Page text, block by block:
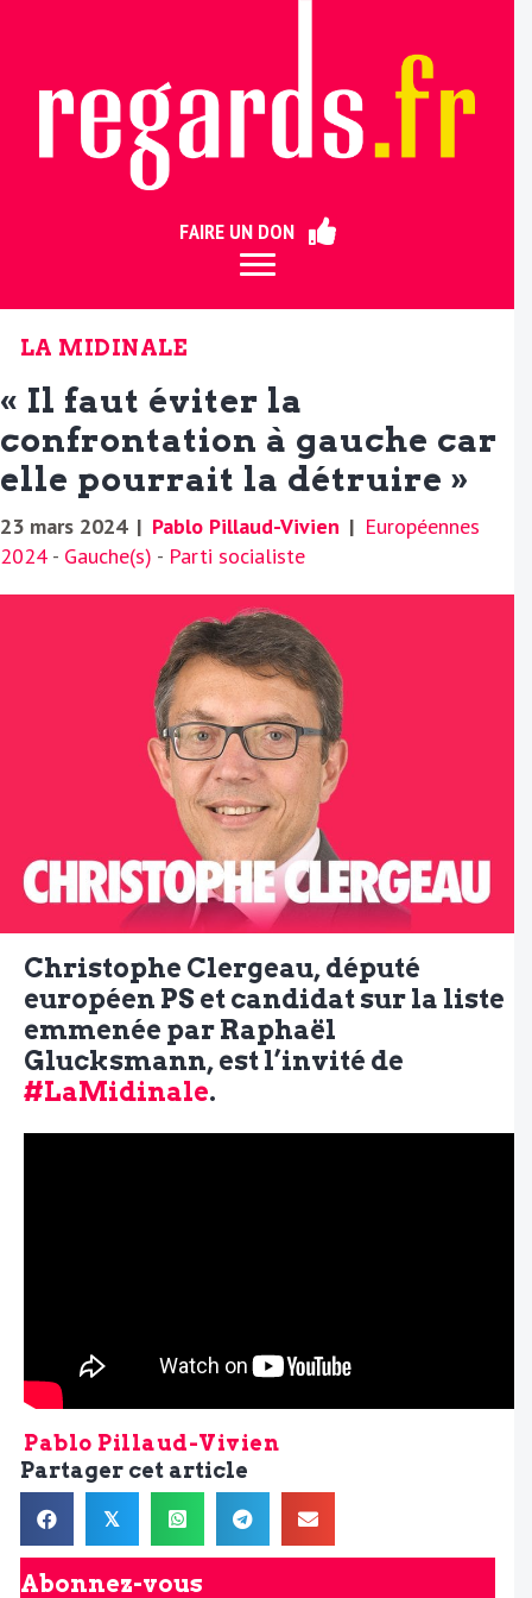
FAIRE UN DON
LA MIDINALE
« Il faut éviter la
confrontation à gauche car
elle pourrait la détruire »
23 mars 2024 | Pablo Pillaud-Vivien | Européennes
2024 - Gauche(s) - Parti socialiste
Christophe Clergeau, député
européen PS et candidat sur la liste
emmenée par Raphaël
Glucksmann, est l’invité de
#LaMidinale.
Pablo Pillaud-Vivien
Partager cet article
𝕏
Abonnez-vous